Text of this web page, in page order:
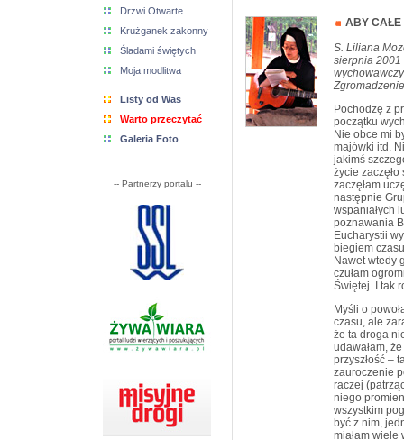
Drzwi Otwarte
Krużganek zakonny
Śladami świętych
Moja modlitwa
Listy od Was
Warto przeczytać
Galeria Foto
-- Partnerzy portalu --
ABY CAŁE
S. Liliana
sierpnia 2001
Pochodzę z
początku
Nie obce mi
majówki itd.
jakimś
życie
zaczęłam
następnie
wspaniałych
poznawania
Eucharystii
biegiem
Nawet wtedy
czułam
Świętej. I tak
Myśli o
czasu, ale
że ta droga
udawałam,
przyszłość –
zauroczenie
raczej
niego
wszystkim
być z nim,
miałam